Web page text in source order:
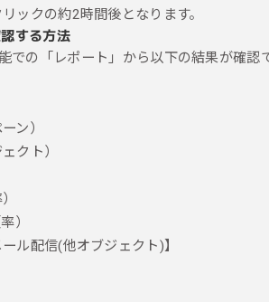
ックの約2時間後となります。
する方法
での「レポート」から以下の結果が確認
ン）
クト）
）
ル配信(他オブジェクト)】